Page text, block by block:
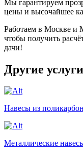
Мы гарантируем
цены и высочайшее
Работаем в Москве и
чтобы получить
дачи!
Другие услуги
Навесы из
Металлические